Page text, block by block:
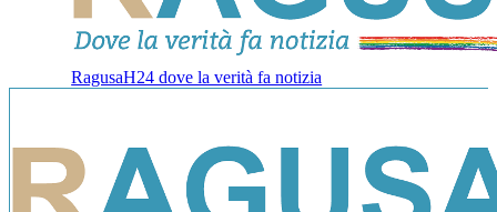
RagusaH24 dove la verità fa notizia